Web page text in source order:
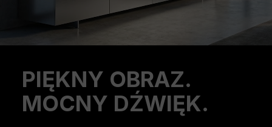
PIĘKNY OBRAZ.
MOCNY DŹWIĘK.
Previous